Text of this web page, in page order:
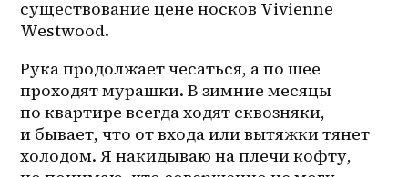
существование цене носков Vivienne
Westwood.
Рука продолжает чесаться, а по шее
проходят мурашки. В зимние месяцы
по квартире всегда ходят сквозняки,
и бывает, что от входа или вытяжки тянет
холодом. Я накидываю на плечи кофту,